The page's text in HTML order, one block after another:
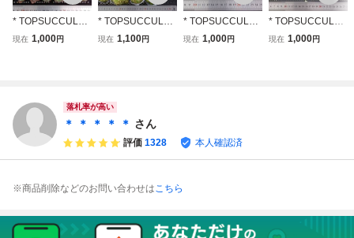
* TOPSUCCULEN
T 出荷日8/20-21
まお届け
現在 1,000円
* TOPSUCCULEN
T 出荷日8/20-21
見たままお届け
現在 1,100円
* TOPSUCCULEN
T 出荷日8/20-21
現在 1,000円
* TOPSUCCULEN
T 出荷日8/20-21
現在 1,000円
落札率が高い
＊ ＊ ＊ ＊ ＊ さん
評価 1328 本人確認済
※商品削除などのお問い合わせはこちら